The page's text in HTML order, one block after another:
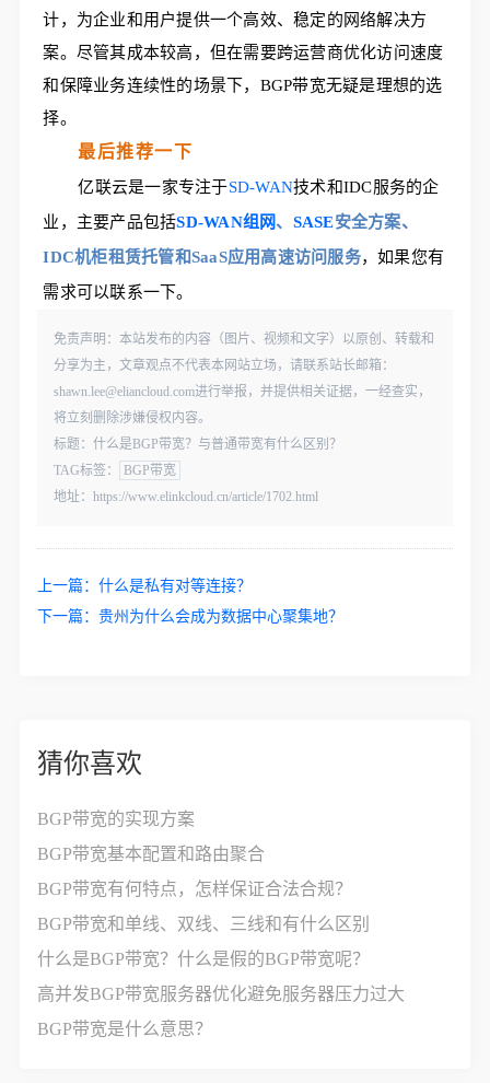
计，为企业和用户提供一个高效、稳定的网络解决方
案。尽管其成本较高，但在需要跨运营商优化访问速度
和保障业务连续性的场景下，BGP带宽无疑是理想的选
择。
最后推荐一下
亿联云是一家专注于SD-WAN技术和IDC服务的企
业，主要产品包括SD-WAN组网、 SASE安全方案、
IDC机柜租赁托管和SaaS应用高速访问服务，如果您有
需求可以联系一下。
免责声明：本站发布的内容（图片、视频和文字）以原创、转载和
分享为主，文章观点不代表本网站立场，请联系站长邮箱：
shawn.lee@eliancloud.com进行举报，并提供相关证据，一经查实，
将立刻删除涉嫌侵权内容。
标题：什么是BGP带宽？与普通带宽有什么区别？
TAG标签：
BGP带宽
地址：https://www.elinkcloud.cn/article/1702.html
上一篇：什么是私有对等连接？
下一篇：贵州为什么会成为数据中心聚集地？
猜你喜欢
BGP带宽的实现方案
BGP带宽基本配置和路由聚合
BGP带宽有何特点，怎样保证合法合规？
BGP带宽和单线、双线、三线和有什么区别
什么是BGP带宽？什么是假的BGP带宽呢？
高并发BGP带宽服务器优化避免服务器压力过大
BGP带宽是什么意思？